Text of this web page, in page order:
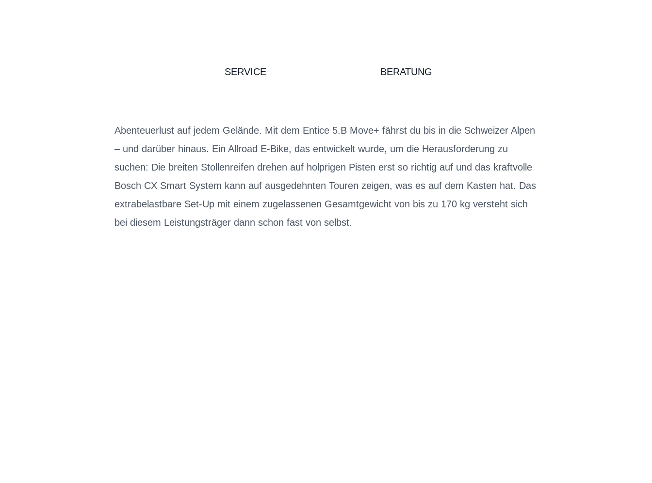
SERVICE BERATUNG
Abenteuerlust auf jedem Gelände. Mit dem Entice 5.B Move+ fährst du bis in die Schweizer Alpen
– und darüber hinaus. Ein Allroad E-Bike, das entwickelt wurde, um die Herausforderung zu
suchen: Die breiten Stollenreifen drehen auf holprigen Pisten erst so richtig auf und das kraftvolle
Bosch CX Smart System kann auf ausgedehnten Touren zeigen, was es auf dem Kasten hat. Das
extrabelastbare Set-Up mit einem zugelassenen Gesamtgewicht von bis zu 170 kg versteht sich
bei diesem Leistungsträger dann schon fast von selbst.